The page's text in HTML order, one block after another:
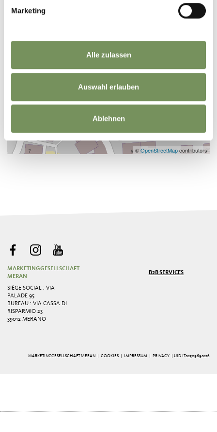
Marketing
Alle zulassen
Auswahl erlauben
Ablehnen
©OpenStreetMapcontributors
MARKETINGGESELLSCHAFT
MERAN
SIÈGE SOCIAL : VIA
PALADE 95
BUREAU : VIA CASSA DI
RISPARMIO 23
39012 MERANO
B2B SERVICES
MARKETINGGESELLSCHAFT MERAN | COOKIES| IMPRESSUM PRIVACY | UID IT02509690216